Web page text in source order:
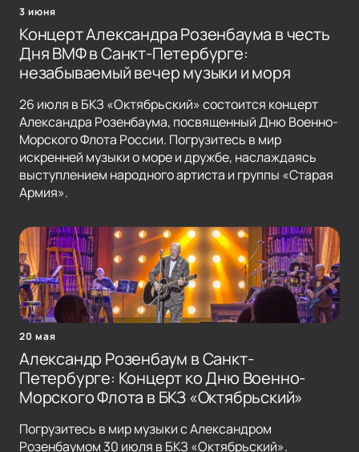
3 июня
Концерт Александра Розенбаума в честь
Дня ВМФ в Санкт-Петербурге:
незабываемый вечер музыки и моря
26 июля в БКЗ «Октябрьский» состоится концерт
Александра Розенбаума, посвященный Дню Военно-
Морского Флота России. Погрузитесь в мир
искренней музыки о море и дружбе, наслаждаясь
выступлением народного артиста и группы «Старая
Армия».
20 мая
Александр Розенбаум в Санкт-
Петербурге: Концерт ко Дню Военно-
Морского Флота в БКЗ «Октябрьский»
Погрузитесь в мир музыки с Александром
Розенбаумом 30 июля в БКЗ «Октябрьский».